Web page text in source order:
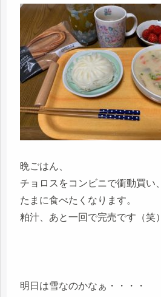
晩ごはん、
チョロスをコンビニで衝動買い、
たまに食べたくなります。
粕汁、あと一回で完売です（笑）
明日は雪なのかなぁ・・・・